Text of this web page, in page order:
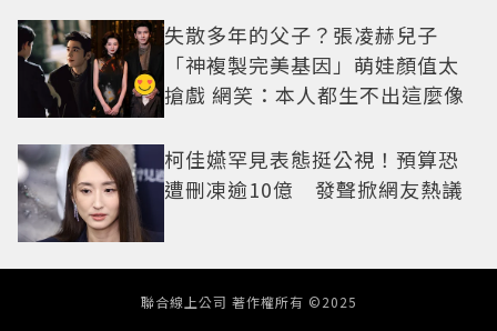
失散多年的父子？張凌赫兒子
「神複製完美基因」萌娃顏值太
搶戲 網笑：本人都生不出這麼像
柯佳嬿罕見表態挺公視！預算恐
遭刪凍逾10億 發聲掀網友熱議
聯合線上公司 著作權所有 ©2025